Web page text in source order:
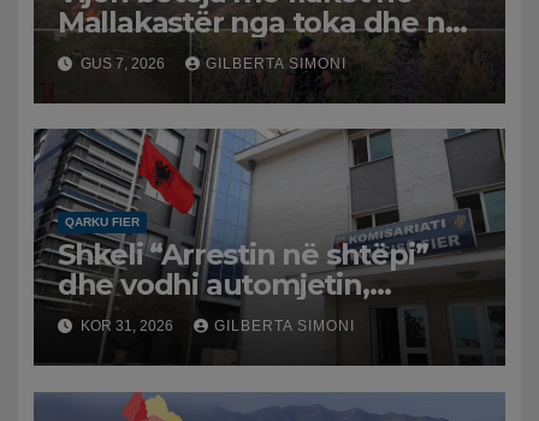
Mallakastër nga toka dhe nga
ajri me dy helikopterë.
GUS 7, 2026 GILBERTA SIMONI
QARKU FIER
Shkeli “Arrestin në shtëpi”
dhe vodhi automjetin,
arrestohet 43-vjeçari
KOR 31, 2026 GILBERTA SIMONI